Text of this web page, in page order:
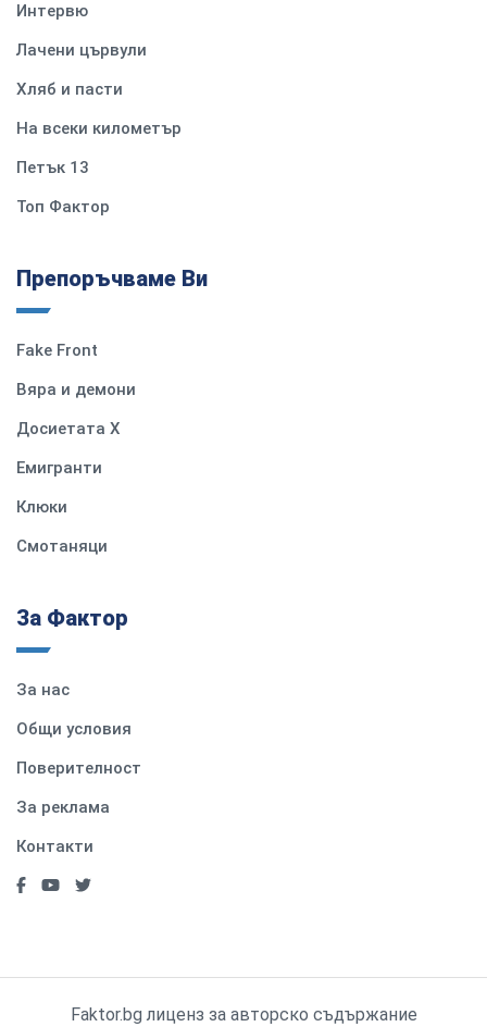
Интервю
Лачени цървули
Хляб и пасти
На всеки километър
Петък 13
Топ Фактор
Препоръчваме Ви
Fake Front
Вяра и демони
Досиетата Х
Емигранти
Клюки
Смотаняци
За Фактор
За нас
Общи условия
Поверителност
За реклама
Контакти
Faktor.bg лиценз за авторско съдържание